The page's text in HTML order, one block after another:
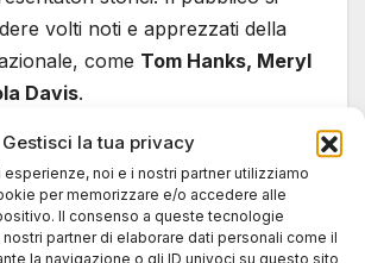
Gestisci la tua privacy
noi e i nostri partner utilizziamo
per memorizzare e/o accedere alle
Il consenso a queste tecnologie
partner di elaborare dati personali come il
la navigazione o gli ID univoci su questo sito
volti noti e apprezzati della
come Tom Hanks, Meryl
Davis.
che guarda